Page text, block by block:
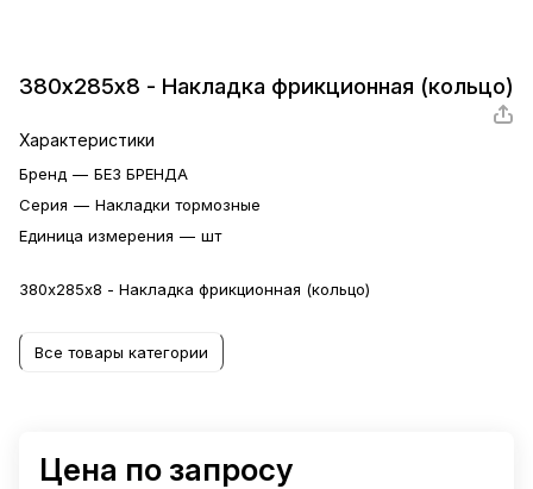
380х285х8 - Накладка фрикционная (кольцо)
Характеристики
Бренд — БЕЗ БРЕНДА
Серия — Накладки тормозные
Единица измерения — шт
380х285х8 - Накладка фрикционная (кольцо)
Все товары категории
Цена по запросу